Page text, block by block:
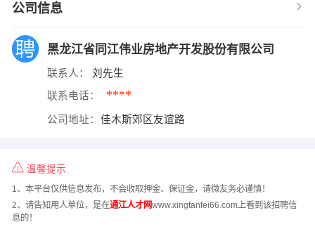
公司信息
黑龙江省同江伟业房地产开发股份有限公司
联系人： 刘先生
联系电话： ****
公司地址： 佳木斯郊区友谊路
温馨提示
1、本平台仅供信息发布，不会收取押金、保证金，请微友务必谨慎！
2、请告知用人单位，是在通江人才网www.xingtanfei66.com上看到该招聘信
息的！